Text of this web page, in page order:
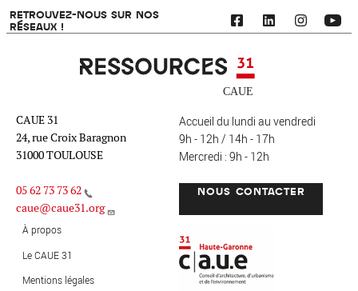
RETROUVEZ-NOUS SUR NOS
RÉSEAUX !
Ressources 31
CAUE 31
24, rue Croix Baragnon
31000 TOULOUSE
05 62 73 73 62
caue@caue31.org
Accueil du lundi au vendredi
9h - 12h / 14h - 17h
Mercredi : 9h - 12h
NOUS CONTACTER
À propos
Le CAUE 31
Mentions légales